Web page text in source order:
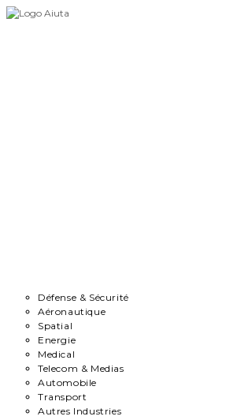
Skip
Défense & Sécurité
Aéronautique
Spatial
Energie
Medical
Telecom & Medias
Automobile
Transport
Autres Industries